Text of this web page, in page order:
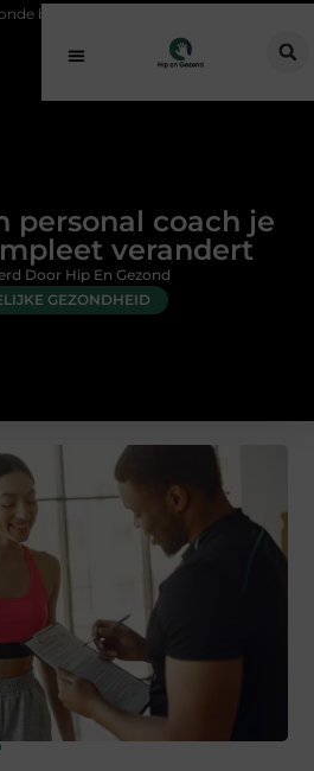
Sfeer en comfort zonder gedoe met
personal coach je
verandert
GEZONDHEID
Door Hip En Gezond